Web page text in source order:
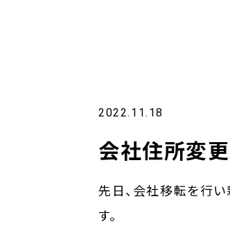
2022.11.18
会社住所変更
先日、会社移転を行
す。